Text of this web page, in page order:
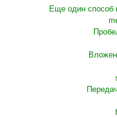
Еще один способ